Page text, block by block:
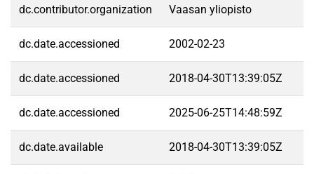
dc.contributor.organization Vaasan yliopisto
dc.date.accessioned 2002-02-23
dc.date.accessioned 2018-04-30T13:39:05Z
dc.date.accessioned 2025-06-25T14:48:59Z
dc.date.available 2018-04-30T13:39:05Z